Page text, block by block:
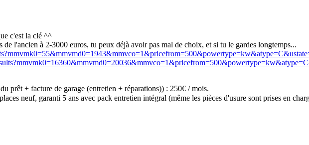
c'est la clé ^^
l'ancien à 2-3000 euros, tu peux déjà avoir pas mal de choix, et si tu le gardes longtemps...
prêt + facture de garage (entretien + réparations)) : 250€ / mois.
neuf, garanti 5 ans avec pack entretien intégral (même les pièces d'usure sont prises en